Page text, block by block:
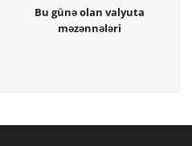
Bu günə olan valyuta
məzənnələri